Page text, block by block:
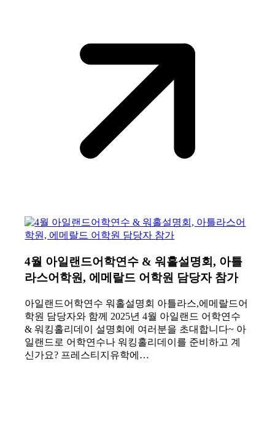
4월 아일랜드어학연수 & 워홀설명회, 아틀
라스어학원, 에메랄드 어학원 담당자 참가
아일랜드어학연수 워홀설명회 아틀라스,에메랄드어
학원 담당자와 함께 2025년 4월 아일랜드 어학연수
& 워킹홀리데이 설명회에 여러분을 초대합니다~ 아
일랜드로 어학연수나 워킹홀리데이를 준비하고 계
신가요? 프레스티지유학에…